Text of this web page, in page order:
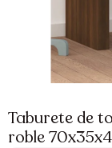
Taburete de
roble